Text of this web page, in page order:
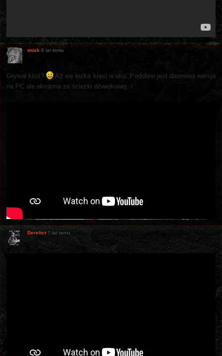
mork 8 lat temu
Grywał ktoś?
Aż się łezka kręci w oku. Podobno jest darmowa wersja
na PC ale okrojona ze ścieżki dźwiękowej :/
Derelict 7 lat temu